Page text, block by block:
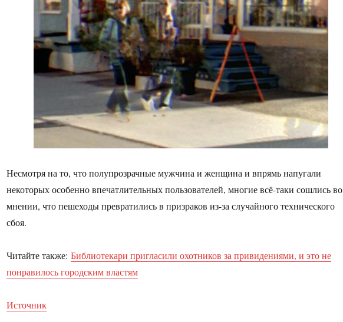
Несмотря на то, что полупрозрачные мужчина и женщина и впрямь напугали
некоторых особенно впечатлительных пользователей, многие всё-таки сошлись во
мнении, что пешеходы превратились в призраков из-за случайного технического
сбоя.
Читайте также: Библиотекари пригласили охотников за привидениями, и это не
понравилось городским властям
Источник